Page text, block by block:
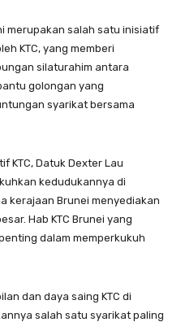
merupakan salah satu inisiatif
KTC, yang memberi
silaturahim antara
golongan yang
syarikat bersama
KTC, Datuk Dexter Lau
kedudukannya di
kerajaan Brunei menyediakan
Hab KTC Brunei yang
dalam memperkukuh
dan daya saing KTC di
salah satu syarikat paling